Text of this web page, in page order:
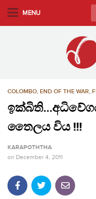
MENU
COLOMBO, END OF THE WAR,
තෛලය විය !!!
KARAPOTHTHA
on December 4, 2011